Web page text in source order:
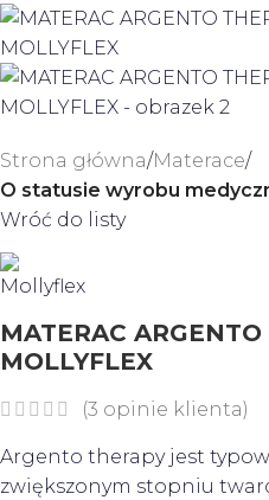
Strona główna Materace
O statusie wyrobu
Wróć do listy
MATERAC
MOLLYFLEX
(3 opinie klienta)
Argento therapy jest
zwiększonym stopniu